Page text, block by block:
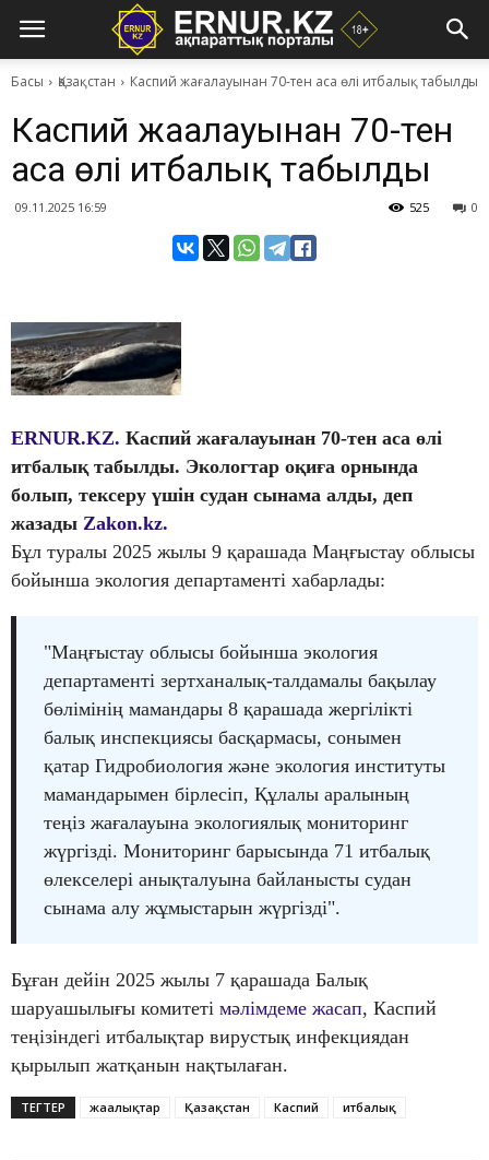
Басы Қазақстан Каспий жағалауынан 70-тен аса өлі итбалық табылды
Каспий жағалауынан 70-тен
аса өлі итбалық табылды
09.11.2025 16:59 0
525
ERNUR.KZ. Каспий жағалауынан 70-тен аса өлі
итбалық табылды. Экологтар оқиға орнында
болып, тексеру үшін судан сынама алды, деп
жазады Zakon.kz.
Бұл туралы 2025 жылы 9 қарашада Маңғыстау облысы
бойынша экология департаменті хабарлады:
"Маңғыстау облысы бойынша экология
департаменті зертханалық-талдамалы бақылау
бөлімінің мамандары 8 қарашада жергілікті
балық инспекциясы басқармасы, сонымен
қатар Гидробиология және экология институты
мамандарымен бірлесіп, Құлалы аралының
теңіз жағалауына экологиялық мониторинг
жүргізді. Мониторинг барысында 71 итбалық
өлекселері анықталуына байланысты судан
сынама алу жұмыстарын жүргізді".
Бұған дейін 2025 жылы 7 қарашада Балық
шаруашылығы комитеті мәлімдеме жасап, Каспий
теңізіндегі итбалықтар вирустық инфекциядан
қырылып жатқанын нақтылаған.
ТЕГТЕР жаңалықтар Қазақстан Каспий итбалық